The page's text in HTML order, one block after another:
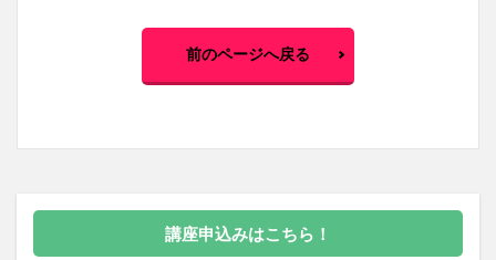
前のページへ戻る
講座申込みはこちら！